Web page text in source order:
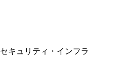
セキュリティ・インフラ